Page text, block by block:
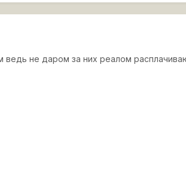
не даром за них реалом